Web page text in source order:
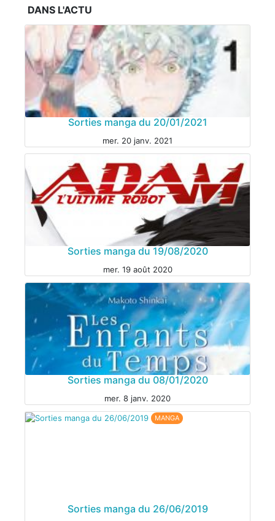
DANS L'ACTU
MANGA
Sorties manga du 20/01/2021
mer. 20 janv. 2021
Sorties manga du 19/08/2020
mer. 19 août 2020
Sorties manga du 08/01/2020
mer. 8 janv. 2020
MANGA
Sorties manga du 26/06/2019